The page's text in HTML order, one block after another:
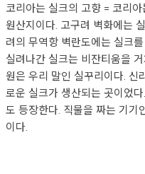
코리아는 실크의 고향 = 코리
원산지이다. 고구려 벽화에는
려의 무역항 벽란도에는 실크
실려나간 실크는 비잔티움을
원은 우리 말인 실꾸리이다. 신
로운 실크가 생산되는 곳이었
도 등장한다. 직물을 짜는 기기
이다.